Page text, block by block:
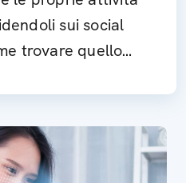
sui social
trovare quello